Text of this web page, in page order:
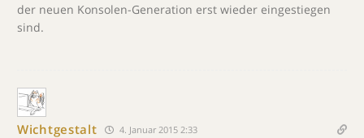
der neuen Konsolen-Generation erst wieder eingestiegen
sind.
Wichtgestalt 4. Januar 2015 2:33